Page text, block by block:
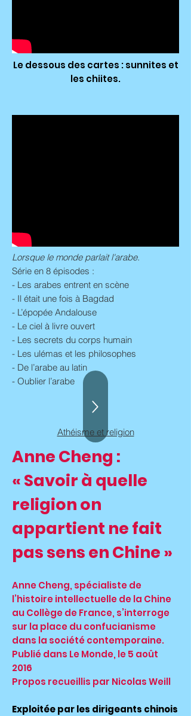
Le dessous des cartes : sunnites et
les chiites.
Lorsque le monde parlait l'arabe.
Série en 8 épisodes :
- Les arabes entrent en scène
- Il était une fois à Bagdad
- L’épopée Andalouse
- Le ciel à livre ouvert
- Les secrets du corps humain
- Les ulémas et les philosophes
- De l’arabe au latin
- Oublier l’arabe
Athéisme et religion
Anne Cheng :
« Savoir à quelle
religion on
appartient ne fait
pas sens en Chine »
Anne Cheng, spécialiste de
l’histoire intellectuelle de la Chine
au Collège de France, s’interroge
sur la place du confucianisme
dans la société contemporaine.
Publié dans Le Monde, le 5 août
2016
Propos recueillis par Nicolas Weill
Exploitée par les dirigeants chinois